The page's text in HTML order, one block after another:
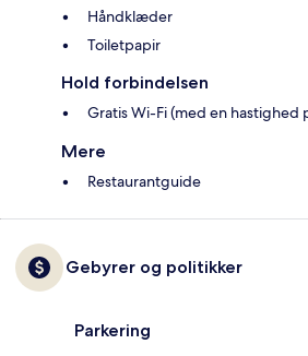
Håndklæder
Toiletpapir
Hold forbindelsen
Gratis Wi-Fi (med en hastighed
Mere
Restaurantguide
Gebyrer og politikker
Parkering